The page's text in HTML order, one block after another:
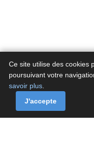
A propos
Politique de cookies de
Ce site utilise des cookies
poursuivant votre
savoir plus
J'accepte